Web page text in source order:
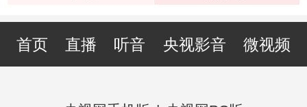
首页 直播 听音 央视影音 微视频